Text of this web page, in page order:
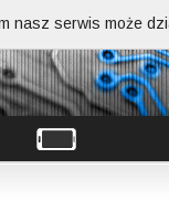
nasz serwis może